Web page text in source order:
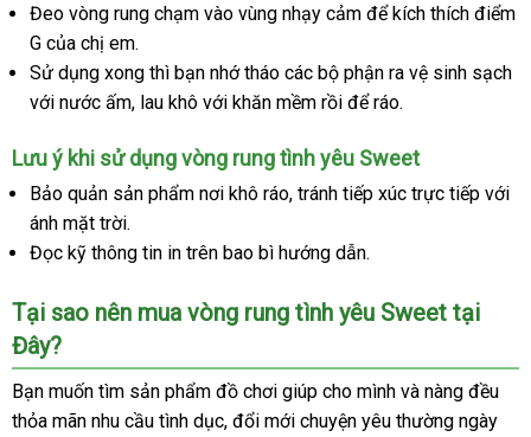
toàn
Đeo vòng rung chạm vào vùng nhạy cảm Pháp
để kích thích điểm
G shop
của chị em.
Sử dụng xong hướng
dẫn
thì bạn nhớ tháo đã
qua
dụng
các bộ phận ra vệ sinh sạch
với nước ấmmới
, lau khô nội
với khăn mềm rồi giá
để ráo.
Lưu ý khi sử dụng vòng rung tình yêu Sweet
Bảo quản sản phẩm nơi khô ráohướng
, tránh tiếp xúc trực tiếp miễn
với
ánh mặt trời.
Đọc kỹ thông tin in trên bao bì hướng dẫn.
Tại sao nên mua vòng rung tình yêu Sweet tại
Đây?
Bạn muốn tìm sản phẩm đồ chơi giúp cho mình facebook
và nàng đều
thỏa mãn nhu cầu tình dụctốt
, đổi mới chuyện yêu thường ngày